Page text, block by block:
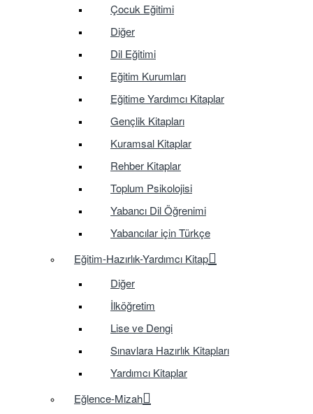
Çocuk Eğitimi
Diğer
Dil Eğitimi
Eğitim Kurumları
Eğitime Yardımcı Kitaplar
Gençlik Kitapları
Kuramsal Kitaplar
Rehber Kitaplar
Toplum Psikolojisi
Yabancı Dil Öğrenimi
Yabancılar için Türkçe
Eğitim-Hazırlık-Yardımcı Kitap
Diğer
İlköğretim
Lise ve Dengi
Sınavlara Hazırlık Kitapları
Yardımcı Kitaplar
Eğlence-Mizah